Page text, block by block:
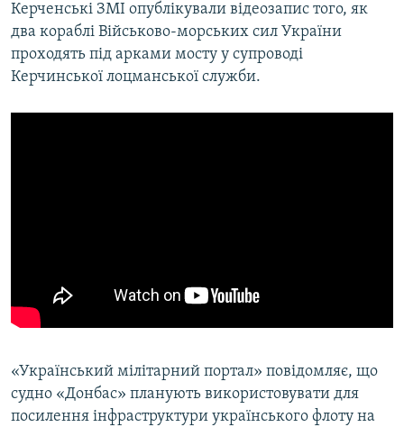
Керченські ЗМІ опублікували відеозапис того, як
два кораблі Військово-морських сил України
проходять під арками мосту у супроводі
Керчинської лоцманської служби.
«Український мілітарний портал» повідомляє, що
судно «Донбас» планують використовувати для
посилення інфраструктури українського флоту на